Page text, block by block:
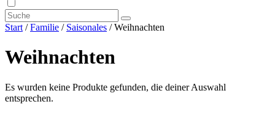
Start /Familie / Saisonales / Weihnachten
Weihnachten
Es wurden keine Produkte gefunden, die deiner Auswahl
entsprechen.